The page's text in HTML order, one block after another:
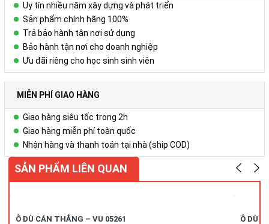
Uy tín nhiều năm xây dựng và phát triển
Sản phẩm chính hãng 100%
Trả bảo hành tận nơi sử dụng
Bảo hành tận nơi cho doanh nghiệp
Ưu đãi riêng cho học sinh sinh viên
MIỄN PHÍ GIAO HÀNG
Giao hàng siêu tốc trong 2h
Giao hàng miễn phí toàn quốc
Nhận hàng và thanh toán tại nhà (ship COD)
SẢN PHẨM LIÊN QUAN
Ô DÙ CÁN THẲNG – VU 05261 Ô DÙ